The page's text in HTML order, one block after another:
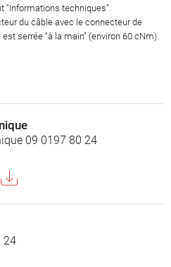
"Informations techniques".
du câble avec le connecteur de
serrée "à la main" (environ 60 cNm).
09 0197 80 24
24